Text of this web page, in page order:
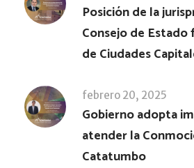
Posición de la
Consejo de Estado
de Ciudades
febrero 20, 2025
Gobierno adopta
atender la
Catatumbo